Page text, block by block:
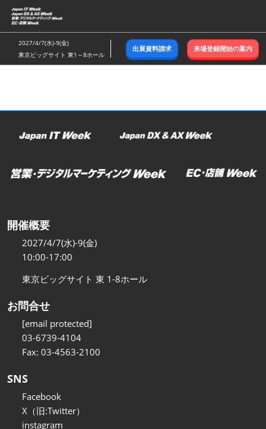
ス
キ
ッ
し
む
2027/4/7(水)-9(金)
東京ビッグサイト 東1～8ホール
出展資料請求 来場登録開始の案内
開催概要
2027/4/7(水)-9(金)
10:00-17:00
東京ビッグサイト 東 1-8ホール
お問合せ
[email protected]
03-6739-4104
Fax: 03-4563-2100
SNS
Facebook
X（旧:Twitter）
instagram